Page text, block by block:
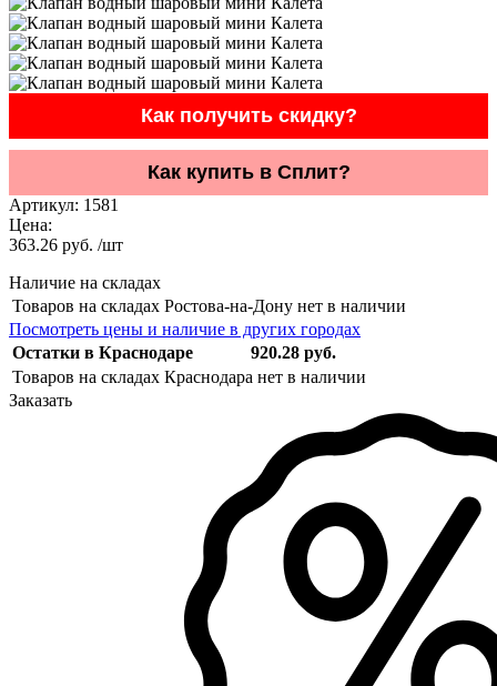
Как получить скидку?
Как купить в Сплит?
Артикул: 1581
Цена:
363.26 руб. /шт
Наличие на складах
Товаров на складах Ростова-на-Дону нет в наличии
Посмотреть цены и наличие в других городах
Остатки в Краснодаре
920.28 руб.
Товаров на складах Краснодара нет в наличии
Заказать